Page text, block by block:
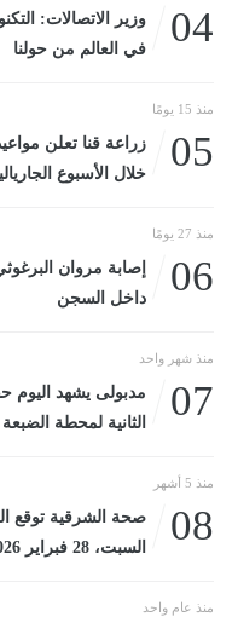
04
وزير الاتصالات:
في العالم من حولنا
منذ 15 يومًا
05
زراعة قنا تعلن
خلال الأسبوع الجارياليوم السبت،
منذ 27 يومًا
06
إصابة مروان
داخل السجن
منذ شهر واحد
07
مدبولى يشهد اليوم
الثانية لمحطة الضبعة
منذ 5 أشهر
08
السبت، 28 فبراير 2026 09:18 مـ
منذ عام واحد